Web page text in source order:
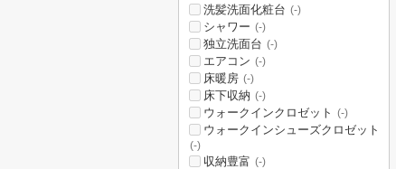
洗髪洗面化粧台 (-)
シャワー (-)
独立洗面台 (-)
エアコン (-)
床暖房 (-)
床下収納 (-)
ウォークインクロゼット (-)
ウォークインシューズクロゼット
(-)
収納豊富 (-)